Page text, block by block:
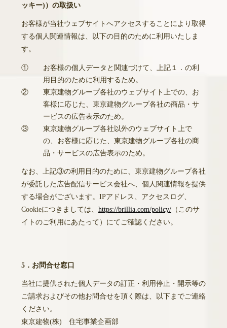
ッキー)）の取扱い
お客様が当社ウェブサイトへアクセスすることにより取得
する個人関連情報は、以下の目的のために利用いたしま
す。
①
お客様の個人データと関連づけて、上記１．の利
用目的のために利用するため。
②
東京建物グループ各社のウェブサイト上での、お
客様に応じた、東京建物グループ各社の商品・サ
ービスの広告表示のため。
③
東京建物グループ各社以外のウェブサイト上で
の、お客様に応じた、東京建物グループ各社の商
品・サービスの広告表示のため。
なお、上記③の利用目的のために、東京建物グループ各社
が委託した広告配信サービス会社へ、個人関連情報を提供
する場合がございます。IPアドレス、アクセスログ、
Cookieにつきましては、 https://brillia.com/policy/（このサ
イトのご利用にあたって）にてご確認ください。
5．お問合せ窓口
当社に提供された個人データの訂正・利用停止・開示等の
ご請求およびその他お問合せを頂く際は、以下までご連絡
ください。
東京建物(株) 住宅事業企画部